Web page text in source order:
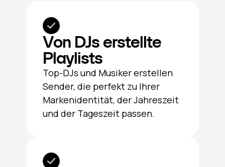
Von DJs erstellte
Playlists
Top-DJs und Musiker erstellen
Sender, die perfekt zu Ihrer
Markenidentität, der Jahreszeit
und der Tageszeit passen.